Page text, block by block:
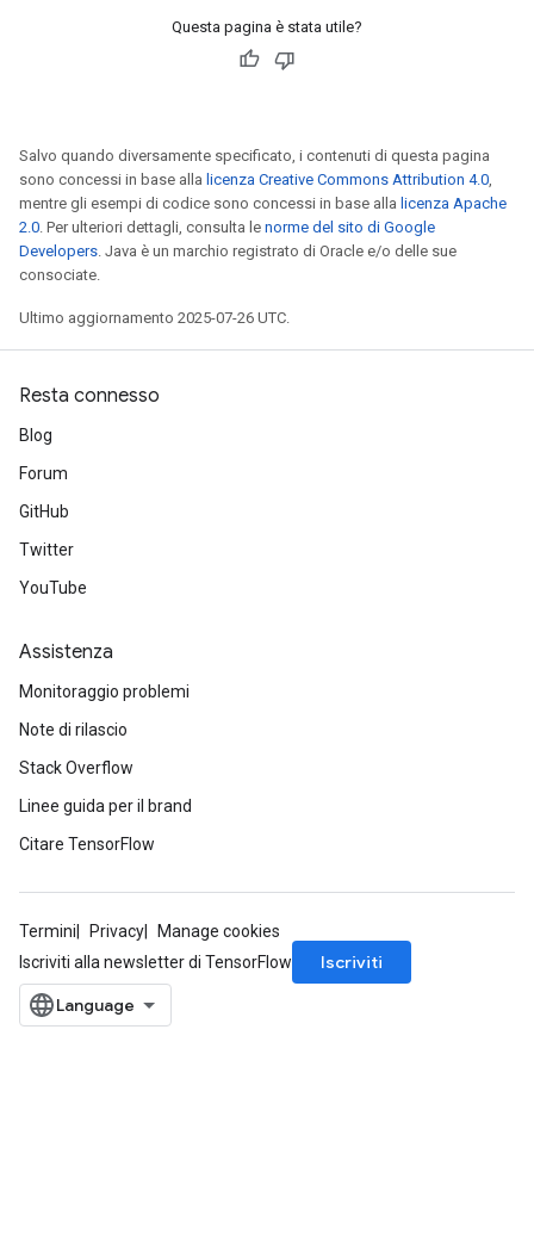
Questa pagina è stata utile?
Salvo quando diversamente specificato, i contenuti di questa pagina
sono concessi in base alla licenza Creative Commons Attribution 4.0,
mentre gli esempi di codice sono concessi in base alla licenza Apache
2.0. Per ulteriori dettagli, consulta le norme del sito di Google
Developers. Java è un marchio registrato di Oracle e/o delle sue
consociate.
Ultimo aggiornamento 2025-07-26 UTC.
Resta connesso
Blog
Forum
GitHub
Twitter
YouTube
Assistenza
Monitoraggio problemi
Note di rilascio
Stack Overflow
Linee guida per il brand
Citare TensorFlow
Termini Privacy
Manage cookies
Iscriviti alla newsletter di TensorFlow
Iscriviti